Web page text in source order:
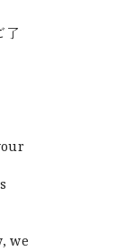
了
we